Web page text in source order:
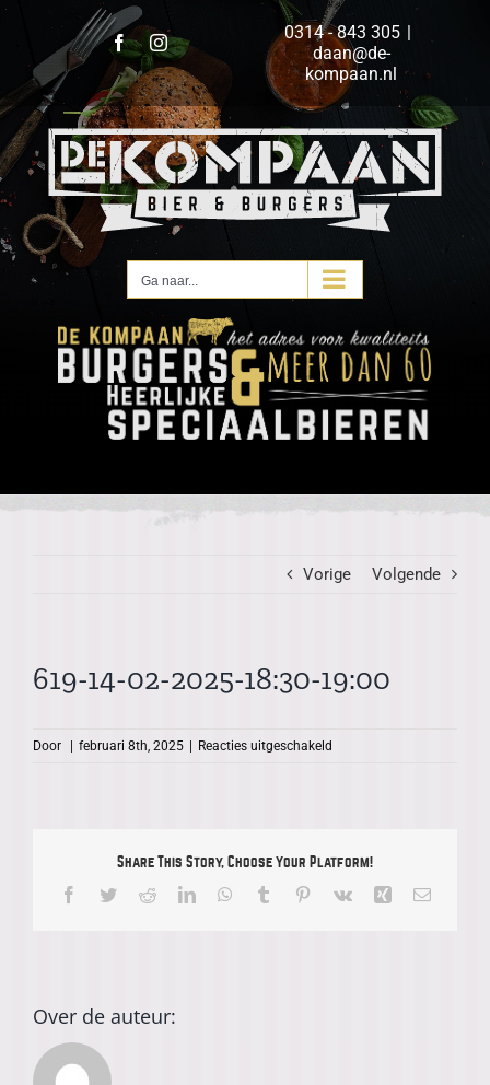
Ga
inhoud
FacebookInstagram 0314 - 843 305 |
daan@de-
kompaan.nl
Ga naar...
Vorige Volgende
619-14-02-2025-18:30-19:00
Door | februari 8th, 2025 | Reacties uitgeschakeld
Share This Story, Choose Your Platform!
Facebook
TwitterRedditLinkedInWhatsApp
Tumblr Pinterest
Vk Xing E-
Over de auteur: